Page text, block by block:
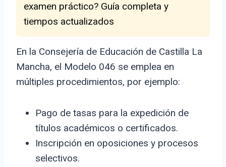
examen práctico? Guía completa y
tiempos actualizados
En la Consejería de Educación de Castilla La
Mancha, el Modelo 046 se emplea en
múltiples procedimientos, por ejemplo:
Pago de tasas para la expedición de
títulos académicos o certificados.
Inscripción en oposiciones y procesos
selectivos.